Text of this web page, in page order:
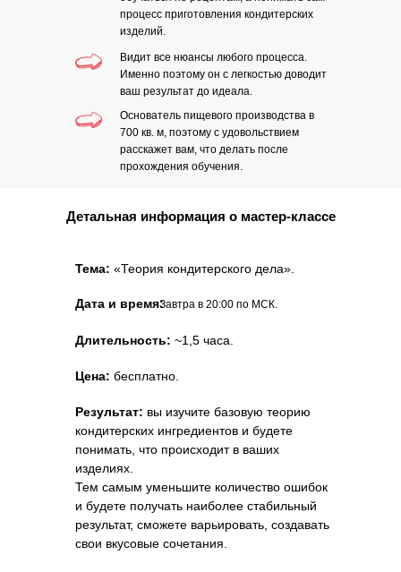
процесс приготовления кондитерских
изделий.
Видит все нюансы любого процесса.
Именно поэтому он с легкостью доводит
ваш результат до идеала.
Основатель пищевого производства в
700 кв. м, поэтому с удовольствием
расскажет вам, что делать после
прохождения обучения.
Детальная информация о мастер-классе
Тема: «Теория кондитерского дела».
Дата и время:
Результат: вы изучите базовую теорию
кондитерских ингредиентов и будете
понимать, что происходит в ваших
изделиях.
Тем самым уменьшите количество ошибок
и будете получать наиболее стабильный
результат, сможете варьировать, создавать
свои вкусовые сочетания.
Длительность: ~1,5 часа.
Завтра в 20:00 по МСК.
Цена: бесплатно.